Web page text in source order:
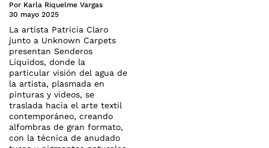
Por Karla Riquelme Vargas
30 mayo 2025
La artista Patricia Claro
junto a Unknown Carpets
presentan Senderos
Líquidos, donde la
particular visión del agua de
la artista, plasmada en
pinturas y videos, se
traslada hacia el arte textil
contemporáneo, creando
alfombras de gran formato,
con la técnica de anudado